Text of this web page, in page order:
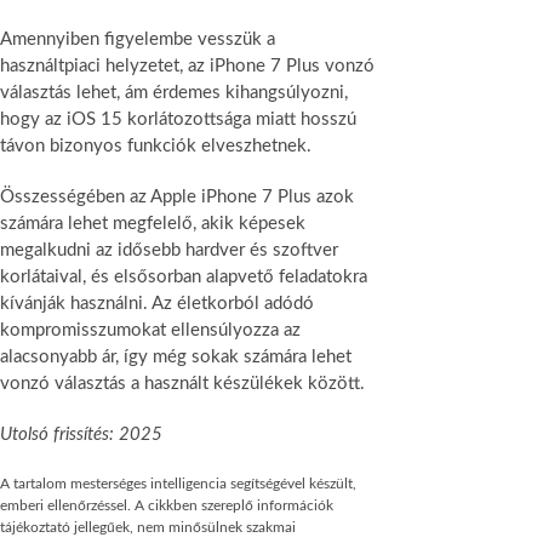
Amennyiben figyelembe vesszük a
használtpiaci helyzetet, az iPhone 7 Plus vonzó
választás lehet, ám érdemes kihangsúlyozni,
hogy az iOS 15 korlátozottsága miatt hosszú
távon bizonyos funkciók elveszhetnek.
Összességében az Apple iPhone 7 Plus azok
számára lehet megfelelő, akik képesek
megalkudni az idősebb hardver és szoftver
korlátaival, és elsősorban alapvető feladatokra
kívánják használni. Az életkorból adódó
kompromisszumokat ellensúlyozza az
alacsonyabb ár, így még sokak számára lehet
vonzó választás a használt készülékek között.
Utolsó frissítés: 2025
A tartalom mesterséges intelligencia segítségével készült,
emberi ellenőrzéssel. A cikkben szereplő információk
tájékoztató jellegűek, nem minősülnek szakmai